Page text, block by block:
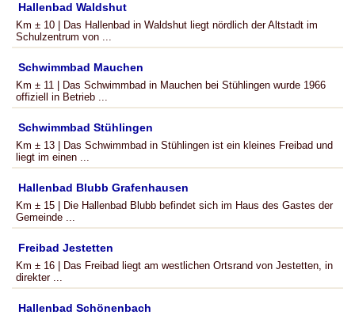
Hallenbad Waldshut
Km ± 10 | Das Hallenbad in Waldshut liegt nördlich der Altstadt im
Schulzentrum von ...
Schwimmbad Mauchen
Km ± 11 | Das Schwimmbad in Mauchen bei Stühlingen wurde 1966
offiziell in Betrieb ...
Schwimmbad Stühlingen
Km ± 13 | Das Schwimmbad in Stühlingen ist ein kleines Freibad und
liegt im einen ...
Hallenbad Blubb Grafenhausen
Km ± 15 | Die Hallenbad Blubb befindet sich im Haus des Gastes der
Gemeinde ...
Freibad Jestetten
Km ± 16 | Das Freibad liegt am westlichen Ortsrand von Jestetten, in
direkter ...
Hallenbad Schönenbach